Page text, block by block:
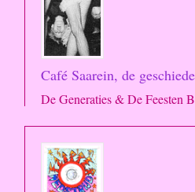
Café Saarein, de
De Generaties & De Feesten